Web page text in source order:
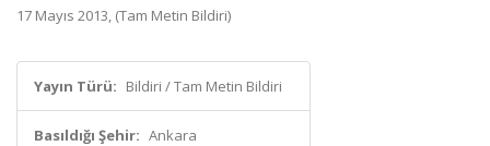
17 Mayıs 2013, (Tam Metin Bildiri)
Yayın Türü: Bildiri / Tam Metin Bildiri
Basıldığı Şehir: Ankara